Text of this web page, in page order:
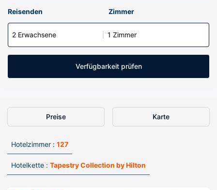
Reisenden Zimmer
2 Erwachsene 1 Zimmer
Verfügbarkeit prüfen
Preise Karte
Hotelzimmer : 127
Hotelkette : Tapestry Collection by Hilton